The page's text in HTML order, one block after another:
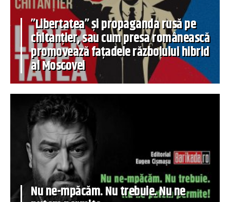
”Libertatea” și propaganda rusă pe
chitanțier, sau cum presa românească
promovează fațadele războiului hibrid
al Moscovei
Nu ne-mpăcăm. Nu trebuie. Nu ne